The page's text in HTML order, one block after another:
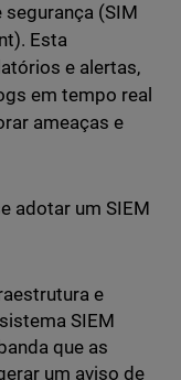
(SIM
Esta
e alertas,
em tempo real
ameaças e
adotar um SIEM
e
SIEM
que as
um aviso de